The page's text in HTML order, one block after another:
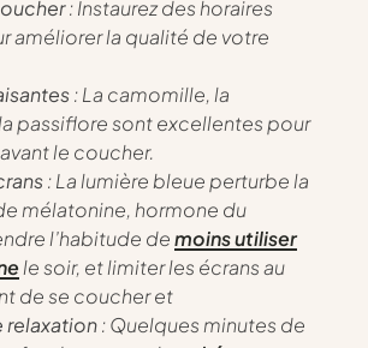
: Instaurez des horaires
améliorer la qualité de votre
: La camomille, la
passiflore sont excellentes pour
le coucher.
: La lumière bleue perturbe la
mélatonine, hormone du
l’habitude demoins utiliser
le soir, et limiter les écrans au
de se coucher et
relaxation: Quelques minutes de